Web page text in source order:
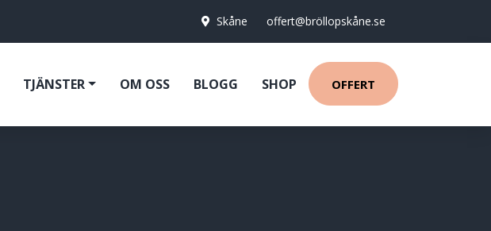
Skåne offert@bröllopskåne.se
TJÄNSTER OM OSS BLOGG SHOP OFFERT